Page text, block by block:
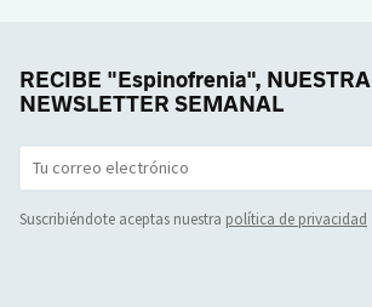
RECIBE "Espinofrenia", NUESTRA
NEWSLETTER SEMANAL
Suscribiéndote aceptas nuestra política de privacidad